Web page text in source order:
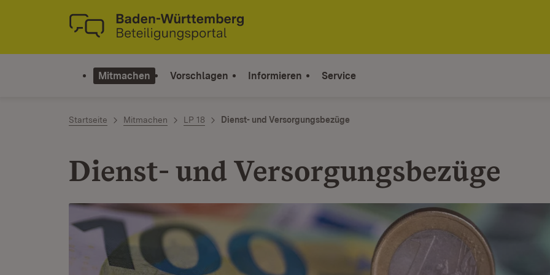
Zum Inhalt springen
Link zur Startseite
Mitmachen Vorschlagen Informieren Service
Startseite Mitmachen LP 18 Dienst- und Versorgungsbezüge
Dienst- und Versorgungsbezüge